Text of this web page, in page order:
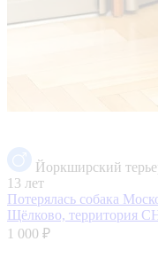
Йоркширский
13 лет
Потерялась собака
Щёлково, территория
1 000 ₽